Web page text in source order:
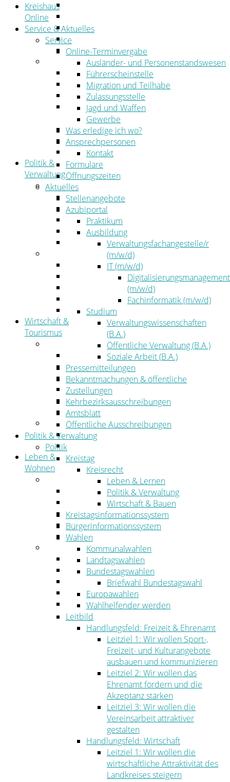
Ansprechpersonen
Formulare
Öffnungszeiten
Aktuelles
Stellenangebote
Azubiportal
Pressemitteilungen
Bekanntmachungen & öffentliche
Zustellungen
Kehrbezirksausschreibungen
Amtsblatt
Öffentliche Ausschreibungen
Politik &
Verwaltung
Politik
Kreistag
Kreistagsinformationssystem
Bürgerinformationssystem
Wahlen
Der Landrat
Kommunalaufsicht
Zahlen, Daten, Fakten
Wirtschaft &
Tourismus
Wirtschaftsförderung
Gewerbeflächen und Unternehmen
Arbeitgeberservice
Mobilfunk & Breitband
Straßen- und Radwegebau
Landwirtschaft
Tourismus
Freizeit und Urlaub im Landkreis
Veranstaltungen
Leben &
Wohnen
Migration
Schulen, Bildung, Sport und Kultur
Soziales
Gesundheit
Jugend, Familie und Senioren
Bauen und Planen
Abfall
Umwelt
Ordnung
Kreishaus
Online
Service & Aktuelles
Service
Online-Terminvergabe
Ausländer- und Personenstandswesen
Führerscheinstelle
Migration und Teilhabe
Zulassungsstelle
Jagd und Waffen
Gewerbe
Was erledige ich wo?
Ansprechpersonen
Kontakt
Formulare
Öffnungszeiten
Aktuelles
Stellenangebote
Azubiportal
Praktikum
Ausbildung
Verwaltungsfachangestelle/r
(m/w/d)
IT (m/w/d)
Digitalisierungsmanagement
(m/w/d)
Fachinformatik (m/w/d)
Studium
Verwaltungswissenschaften
(B.A.)
Öffentliche Verwaltung (B.A.)
Soziale Arbeit (B.A.)
Pressemitteilungen
Bekanntmachungen & öffentliche
Zustellungen
Kehrbezirksausschreibungen
Amtsblatt
Öffentliche Ausschreibungen
Politik & Verwaltung
Politik
Kreistag
Kreisrecht
Leben & Lernen
Politik & Verwaltung
Wirtschaft & Bauen
Kreistagsinformationssystem
Bürgerinformationssystem
Wahlen
Kommunalwahlen
Landtagswahlen
Bundestagswahlen
Briefwahl Bundestagswahl
Europawahlen
Wahlhelfender werden
Leitbild
Handlungsfeld: Freizeit & Ehrenamt
Leitziel 1: Wir wollen Sport-,
Freizeit- und Kulturangebote
ausbauen und kommunizieren
Leitziel 2: Wir wollen das
Ehrenamt fördern und die
Akzeptanz stärken
Leitziel 3: Wir wollen die
Vereinsarbeit attraktiver
gestalten
Handlungsfeld: Wirtschaft
Leitziel 1: Wir wollen die
wirtschaftliche Attraktivität des
Landkreises steigern